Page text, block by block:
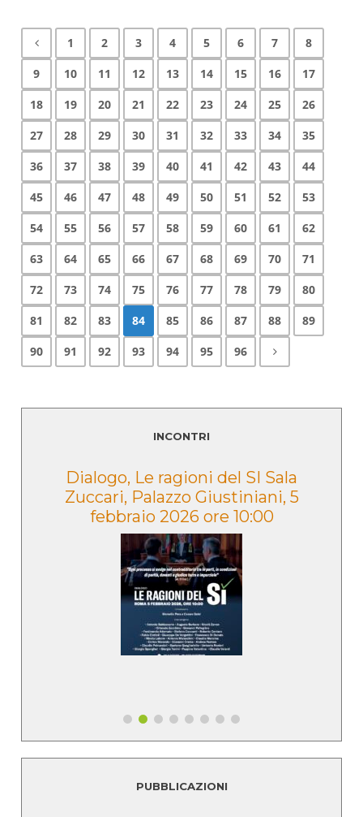
1 2 3 4 5 6 7
8
9
10 11 12 13 14 15 16
17
18
19 20 21 22 23 24 25
26
27
28 29 30 31 32 33 34
35
36
37 38 39 40 41 42 43
44
45
46 47 48 49 50 51 52
53
54
55 56 57 58 59 60 61
62
63
64 65 66 67 68 69 70
71
72
73 74 75 76 77 78 79
80
81
82 83 84 85 86 87 88
89
90
91 92 93 94 95 96
INCONTRI
Dialogo, Le ragioni del SI Sala
Zuccari, Palazzo Giustiniani, 5
febbraio 2026 ore 10:00
PUBBLICAZIONI